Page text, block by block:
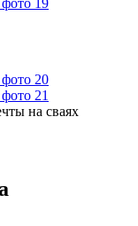
на сваях